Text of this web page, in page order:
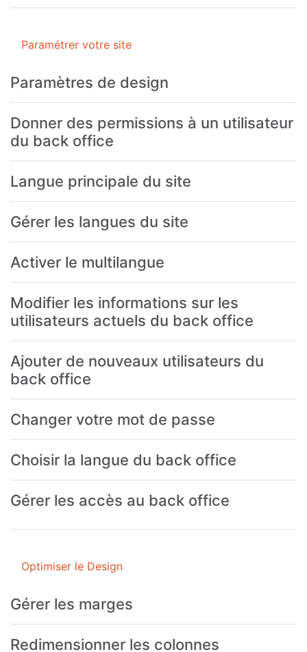
Paramétrer votre site
Paramètres de design
Donner des permissions à un utilisateur
du back office
Langue principale du site
Gérer les langues du site
Activer le multilangue
Modifier les informations sur les
utilisateurs actuels du back office
Ajouter de nouveaux utilisateurs du
back office
Changer votre mot de passe
Choisir la langue du back office
Gérer les accès au back office
Optimiser le Design
Gérer les marges
Redimensionner les colonnes